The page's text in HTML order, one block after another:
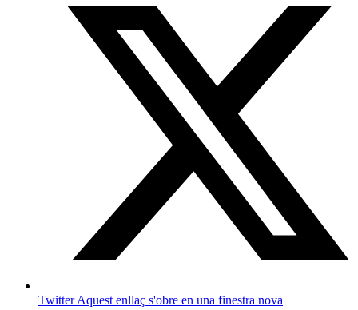
TwitterAquest enllaç s'obre en una finestra nova